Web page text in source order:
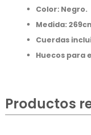
Color: Negro.
Medida:
Cuerdas
Huecos para
Productos